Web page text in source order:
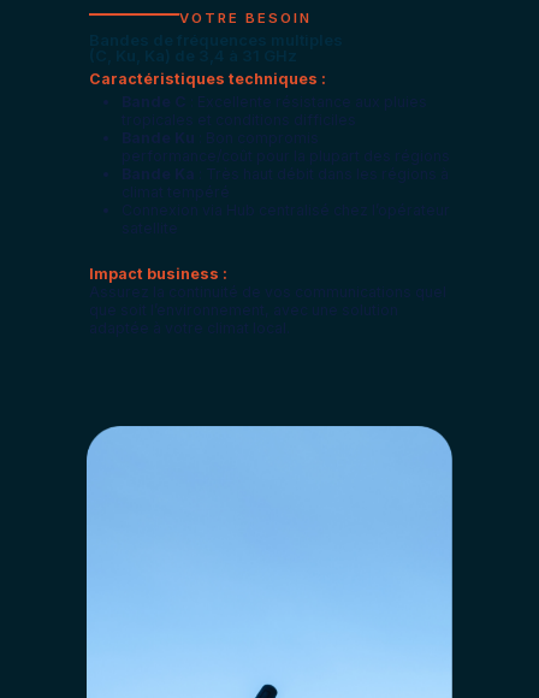
VOTRE BESOIN
Caractéristiques techniques :
Impact business :